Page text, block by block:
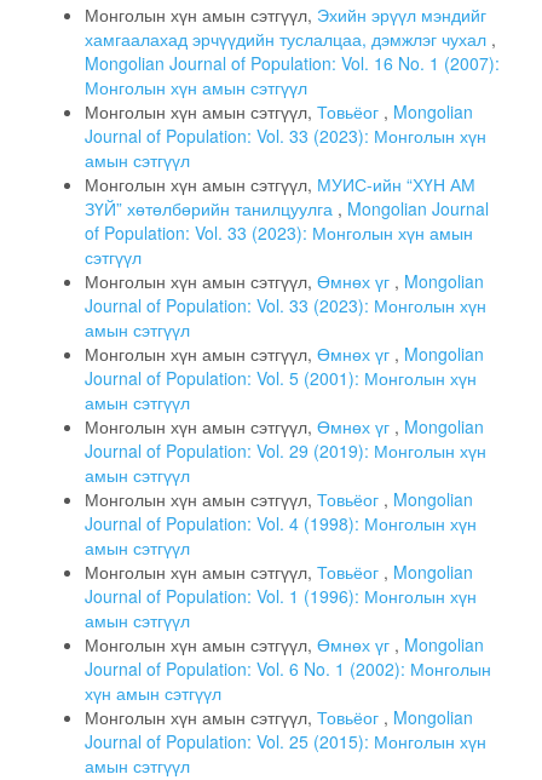
Монголын хүн амын сэтгүүл, Эхийн эрүүл мэндийг
хамгаалахад эрчүүдийн туслалцаа, дэмжлэг чухал ,
Mongolian Journal of Population: Vol. 16 No. 1 (2007):
Монголын хүн амын сэтгүүл
Монголын хүн амын сэтгүүл, Товьёог , Mongolian
Journal of Population: Vol. 33 (2023): Монголын хүн
амын сэтгүүл
Монголын хүн амын сэтгүүл, МУИС-ийн “ХҮН АМ
ЗҮЙ” хөтөлбөрийн танилцуулга , Mongolian Journal
of Population: Vol. 33 (2023): Монголын хүн амын
сэтгүүл
Монголын хүн амын сэтгүүл, Өмнөх үг , Mongolian
Journal of Population: Vol. 33 (2023): Монголын хүн
амын сэтгүүл
Монголын хүн амын сэтгүүл, Өмнөх үг , Mongolian
Journal of Population: Vol. 5 (2001): Монголын хүн
амын сэтгүүл
Монголын хүн амын сэтгүүл, Өмнөх үг , Mongolian
Journal of Population: Vol. 29 (2019): Монголын хүн
амын сэтгүүл
Монголын хүн амын сэтгүүл, Товьёог , Mongolian
Journal of Population: Vol. 4 (1998): Монголын хүн
амын сэтгүүл
Монголын хүн амын сэтгүүл, Товьёог , Mongolian
Journal of Population: Vol. 1 (1996): Монголын хүн
амын сэтгүүл
Монголын хүн амын сэтгүүл, Өмнөх үг , Mongolian
Journal of Population: Vol. 6 No. 1 (2002): Монголын
хүн амын сэтгүүл
Монголын хүн амын сэтгүүл, Товьёог , Mongolian
Journal of Population: Vol. 25 (2015): Монголын хүн
амын сэтгүүл